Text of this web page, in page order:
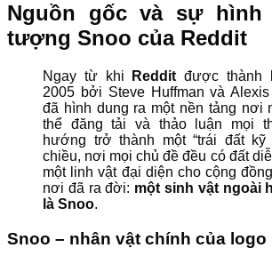
Nguồn gốc và sự hình
tượng Snoo của Reddit
Ngay từ khi Reddit được thành
2005 bởi Steve Huffman và
đã hình dung ra một nền tảng nơi
thể đăng tải và thảo luận mọi
hướng trở thành một “trái đất kỹ
chiều, nơi mọi chủ đề đều có đất
một linh vật đại diện cho cộng
nơi đã ra đời: một sinh vật ngoài
là Snoo.
Snoo – nhân vật chính của logo